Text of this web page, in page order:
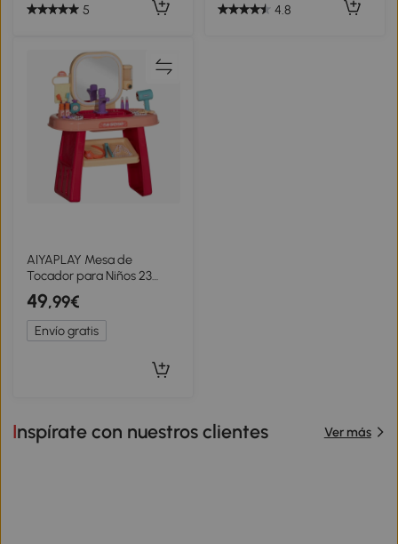
5 4.8
AIYAPLAY Mesa de
Tocador para Niños 23
PCS, Mesa de Maquillaje
con Espejo, Luz LED y
Música, para Niños de 3 a 6
años, rosa
49,99€
Envío gratis
Inspírate con nuestros clientes Ver más